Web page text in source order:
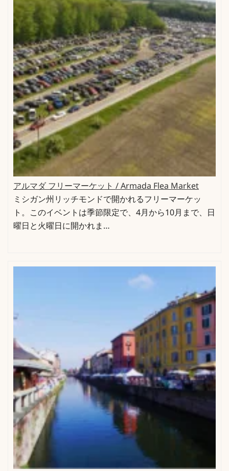
アルマダ フリーマーケット / Armada Flea Market
ミシガン州リッチモンドで開かれるフリーマーケッ
ト。このイベントは季節限定で、4月から10月まで、日
曜日と火曜日に開かれま…